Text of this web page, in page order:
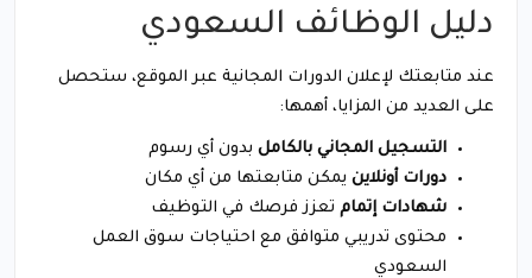
دليل الوظائف السعودي
عند متابعتك لإعلان الدورات المجانية عبر الموقع، ستحصل
على العديد من المزايا، أهمها:
التسجيل المجاني بالكامل بدون أي رسوم
دورات أونلاين يمكن متابعتها من أي مكان
شهادات إتمام تعزز فرصك في التوظيف
محتوى تدريبي متوافق مع احتياجات سوق العمل
السعودي